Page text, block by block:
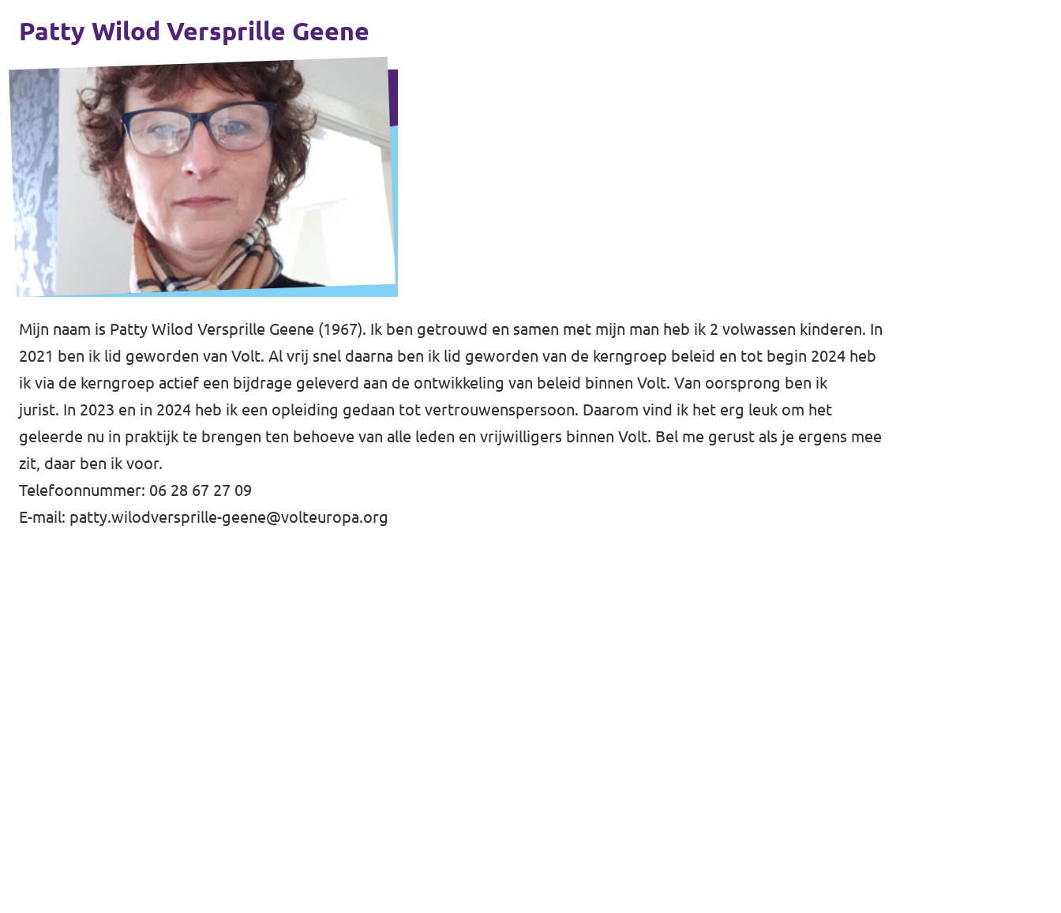
Patty Wilod Versprille Geene
Mijn naam is Patty Wilod Versprille Geene (1967). Ik ben getrouwd en samen met mijn man heb ik 2 volwassen kinderen. In
2021 ben ik lid geworden van Volt. Al vrij snel daarna ben ik lid geworden van de kerngroep beleid en tot begin 2024 heb
ik via de kerngroep actief een bijdrage geleverd aan de ontwikkeling van beleid binnen Volt. Van oorsprong ben ik
jurist. In 2023 en in 2024 heb ik een opleiding gedaan tot vertrouwenspersoon. Daarom vind ik het erg leuk om het
geleerde nu in praktijk te brengen ten behoeve van alle leden en vrijwilligers binnen Volt. Bel me gerust als je ergens mee
zit, daar ben ik voor.
Telefoonnummer: 06 28 67 27 09
E-mail: patty.wilodversprille-geene@volteuropa.org